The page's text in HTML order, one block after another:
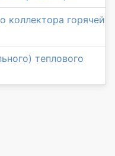
коллектора горячей
теплового